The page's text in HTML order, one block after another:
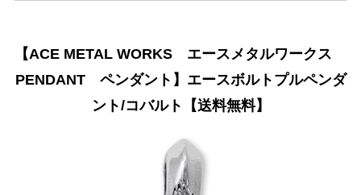
【ACE METAL WORKS エースメタルワークス
PENDANT ペンダント】エースボルトプルペンダ
ント/コバルト【送料無料】